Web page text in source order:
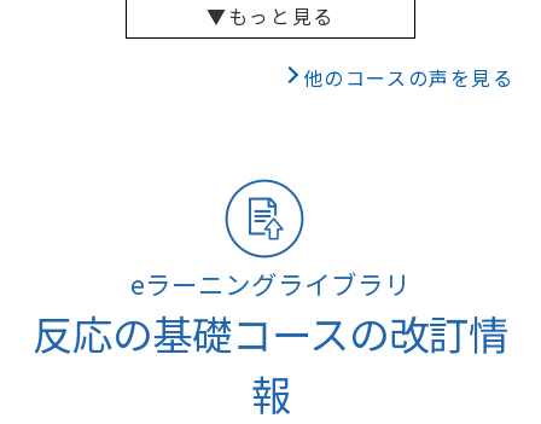
▼もっと見る
他のコースの声を見る
eラーニングライブラリ
反応の基礎コースの改訂情
報